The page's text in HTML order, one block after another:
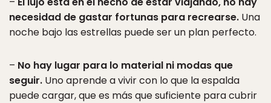
necesidad de gastar fortunas para recrearse. Una
noche bajo las estrellas puede ser un plan perfecto.
– No hay lugar para lo material ni modas que
seguir. Uno aprende a vivir con lo que la espalda
puede cargar, que es más que suficiente para cubrir